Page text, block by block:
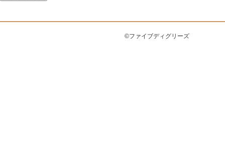
©ファイブディグリーズ